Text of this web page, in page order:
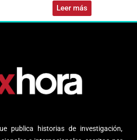
Leer más
publica historias de investigación,